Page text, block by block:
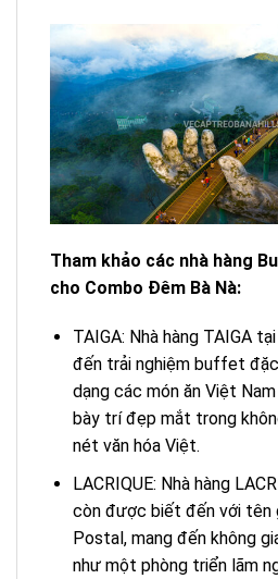
Tham khảo các nhà hàng
cho Combo Đêm Bà Nà:
TAIGA: Nhà hàng TAIGA
đến trải nghiệm buffet
dạng các món ăn Việt
bày trí đẹp mắt trong
nét văn hóa Việt.
LACRIQUE: Nhà hàng
còn được biết đến với tên
Postal, mang đến không
như một phòng triển lãm